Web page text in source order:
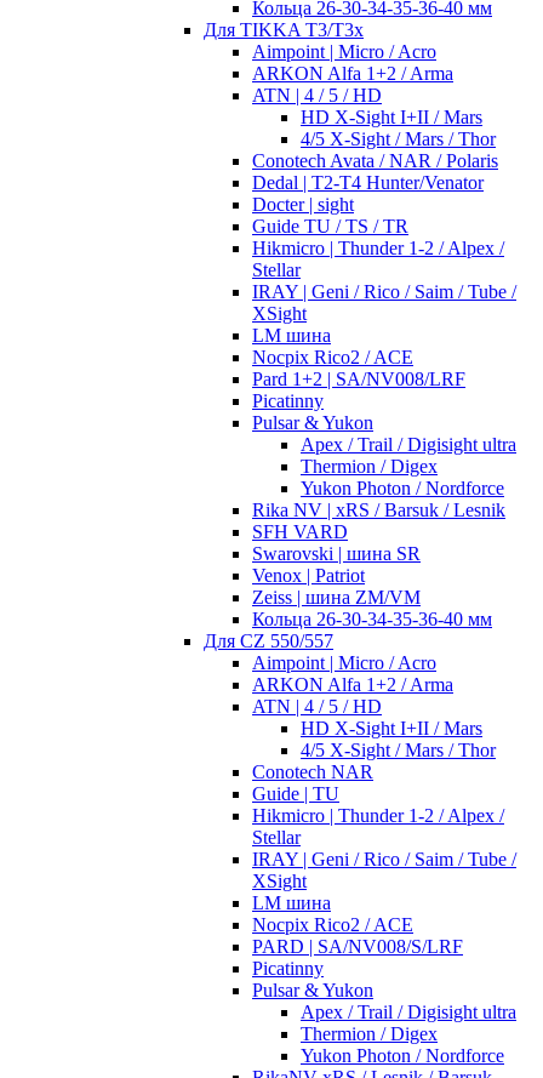
Кольца 26-30-34-35-36-40 мм
Для TIKKA T3/T3x
Aimpoint | Micro / Acro
ARKON Alfa 1+2 / Arma
ATN | 4 / 5 / HD
HD X-Sight I+II / Mars
4/5 X-Sight / Mars / Thor
Conotech Avata / NAR / Polaris
Dedal | T2-T4 Hunter/Venator
Docter | sight
Guide TU / TS / TR
Hikmicro | Thunder 1-2 / Alpex /
Stellar
IRAY | Geni / Rico / Saim / Tube /
XSight
LM шина
Nocpix Rico2 / ACE
Pard 1+2 | SA/NV008/LRF
Picatinny
Pulsar & Yukon
Apex / Trail / Digisight ultra
Thermion / Digex
Yukon Photon / Nordforce
Rika NV | xRS / Barsuk / Lesnik
SFH VARD
Swarovski | шина SR
Venox | Patriot
Zeiss | шина ZM/VM
Кольца 26-30-34-35-36-40 мм
Для CZ 550/557
Aimpoint | Micro / Acro
ARKON Alfa 1+2 / Arma
ATN | 4 / 5 / HD
HD X-Sight I+II / Mars
4/5 X-Sight / Mars / Thor
Conotech NAR
Guide | TU
Hikmicro | Thunder 1-2 / Alpex /
Stellar
IRAY | Geni / Rico / Saim / Tube /
XSight
LM шина
Nocpix Rico2 / ACE
PARD | SA/NV008/S/LRF
Picatinny
Pulsar & Yukon
Apex / Trail / Digisight ultra
Thermion / Digex
Yukon Photon / Nordforce